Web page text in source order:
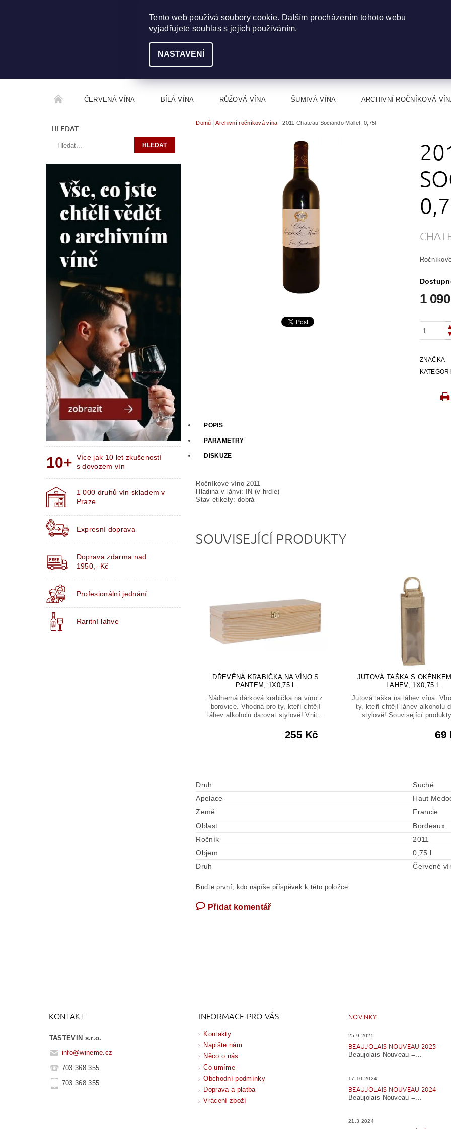
ČERVENÁ VÍNA BÍLÁ VÍNA RŮŽOVÁ VÍNA ŠUMIVÁ VÍNA ARCHIVNÍ ROČNÍKOVÁ
ROČNÍKOVÝ ALKOHOL ROZCESTNÍK VÍN
HLEDAT
Více jak 10 let zkušeností
s dovozem vín
1 000 druhů vín skladem v
Praze
Expresní doprava
Doprava zdarma nad
1950,- Kč
Profesionální jednání
Raritní lahve
Domů Archivní ročníková vína 2011 Chateau Sociando Mallet, 0,75l
1
ZNAČKA
POPIS
PARAMETRY
DISKUZE
Ročníkové víno 2011
Hladina v láhvi: IN (v hrdle)
Stav etikety: dobrá
SOUVISEJÍCÍ PRODUKTY
DŘEVĚNÁ KRABIČKA NA VÍNO S
PANTEM, 1X0,75 L
Nádherná dárková krabička na víno z
borovice. Vhodná pro ty, kteří chtějí
láhev alkoholu darovat stylově! Vnit...
255 Kč
JUTOVÁ TAŠKA S
LAHEV, 1X0,75 L
Jutová taška na láhev vína.
ty, kteří chtějí láhev alkoholu
stylově! Související
69
Druh
Suché
Apelace
Haut
Země
Francie
Oblast
Bordeaux
Ročník
2011
Objem
0,75 l
Druh
Červené
Buďte první, kdo napíše příspěvek k této položce.
Přidat komentář
KONTAKT
TASTEVIN s.r.o.
info@wineme.cz
703 368 355
703 368 355
INFORMACE PRO VÁS
Kontakty
Napište nám
Něco o nás
Co umíme
Obchodní podmínky
Doprava a platba
Vrácení zboží
NOVINKY
25.9.2025
BEAUJOLAIS NOUVEAU 2025
Beaujolais Nouveau =...
17.10.2024
BEAUJOLAIS NOUVEAU 2024
Beaujolais Nouveau =...
21.3.2024
Tento web používá soubory cookie. Dalším procházením tohoto webu
vyjadřujete souhlas s jejich používáním.
NASTAVENÍ